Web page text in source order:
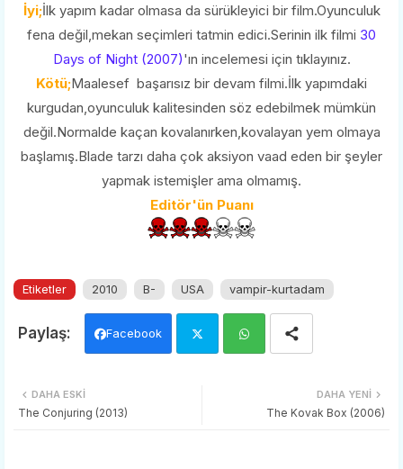
İyi;İlk yapım kadar olmasa da sürükleyici bir film.Oyunculuk
fena değil,mekan seçimleri tatmin edici.Serinin ilk filmi 30
Days of Night (2007)'ın incelemesi için tıklayınız.
Kötü;Maalesef başarısız bir devam filmi.İlk yapımdaki
kurgudan,oyunculuk kalitesinden söz edebilmek mümkün
değil.Normalde kaçan kovalanırken,kovalayan yem olmaya
başlamış.Blade tarzı daha çok aksiyon vaad eden bir şeyler
yapmak istemişler ama olmamış.
Editör'ün Puanı
Etiketler 2010 B- USA vampir-kurtadam
Facebook
DAHA YENI
The Kovak Box (2006)
DAHA ESKI
The Conjuring (2013)